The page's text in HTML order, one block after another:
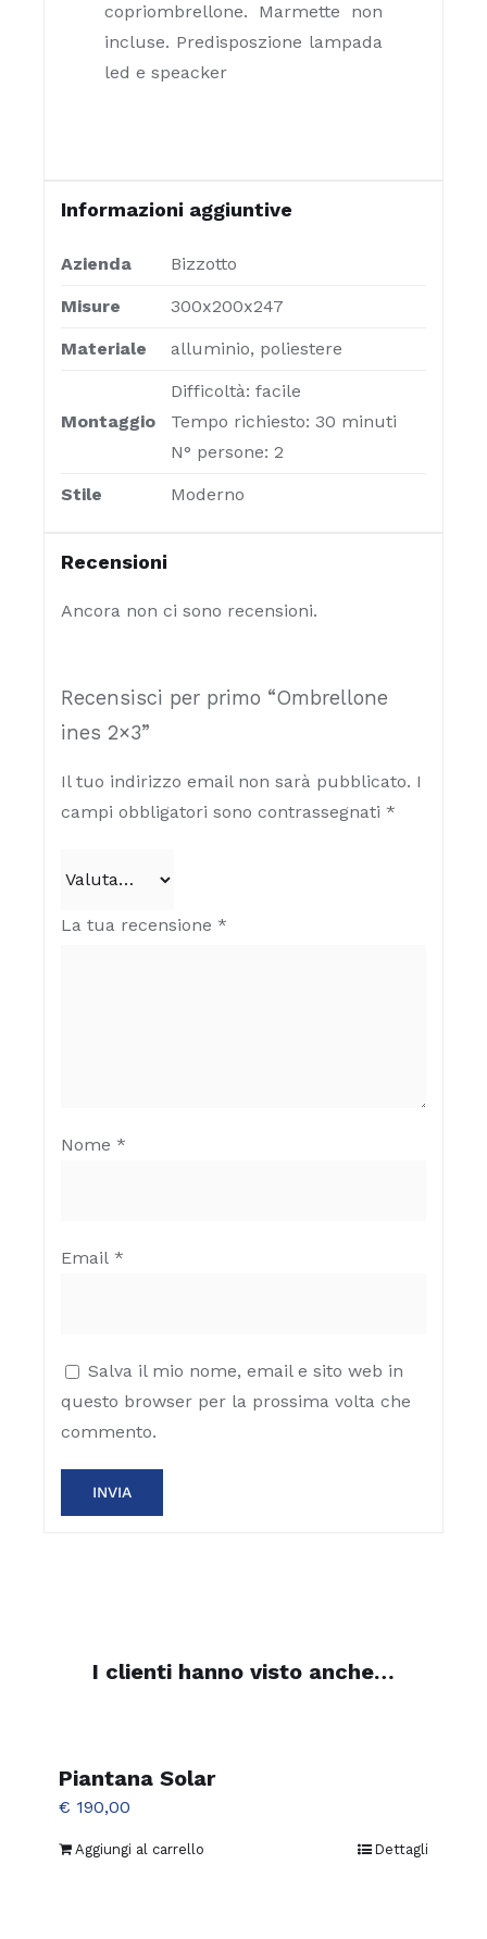
copriombrellone. Marmette non
incluse. Predisposzione lampada
led e speacker
Informazioni aggiuntive
Azienda Bizzotto
Misure 300x200x247
Materiale alluminio, poliestere
Montaggio
Difficoltà: facile
Tempo richiesto: 30 minuti
N° persone: 2
Stile Moderno
Recensioni
Ancora non ci sono recensioni.
Recensisci per primo “Ombrellone
ines 2×3”
Il tuo indirizzo email non sarà pubblicato. I
campi obbligatori sono contrassegnati *
La tua recensione *
Nome *
Email *
Salva il mio nome, email e sito web in
questo browser per la prossima volta che
commento.
I clienti hanno visto anche…
Piantana Solar
€ 190,00
Aggiungi al carrello Dettagli